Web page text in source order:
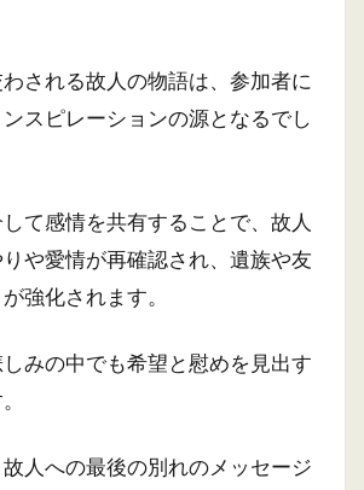
される故人の物語は、参加者に
スピレーションの源となるでし
て感情を共有することで、故人
や愛情が再確認され、遺族や友
強化されます。
みの中でも希望と慰めを見出す
人への最後の別れのメッセージ